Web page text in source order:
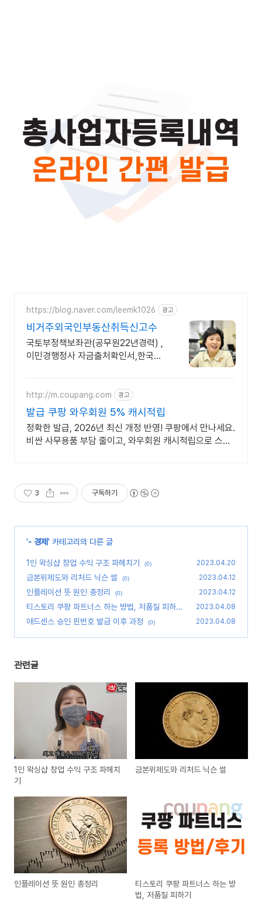
https://blog.naver.com/leemk1026 광고
비거주외국인부동산취득신고수
국토부정책보좌관(공무원22년경력) ,
이민경행정사 자금출처확인서,한국은
http://m.coupang.com 광고
발급 쿠팡 와우회원 5% 캐시적립
정확한 발급, 2026년 최신 개정 반영! 쿠팡에서 만나세요.
비싼 사무용품 부담 줄이고, 와우회원 캐시적립으로 스마
3 구독하기
'- 경제 ' 카테고리의 다른 글
1인 왁싱샵 창업 수익 구조 파헤치기 (0) 2023.04.20
금본위제도와 리처드 닉슨 썰 (0) 2023.04.12
인플레이션 뜻 원인 총정리 (0) 2023.04.12
티스토리 쿠팡 파트너스 하는 방법, 저품질 피하기
(2)
2023.04.08
애드센스 승인 핀번호 발급 이후 과정 (0) 2023.04.08
관련글
1인 왁싱샵 창업 수익 구조 파헤치
기
금본위제도와 리처드 닉슨 썰
인플레이션 뜻 원인 총정리
티스토리 쿠팡 파트너스 하는 방
법, 저품질 피하기